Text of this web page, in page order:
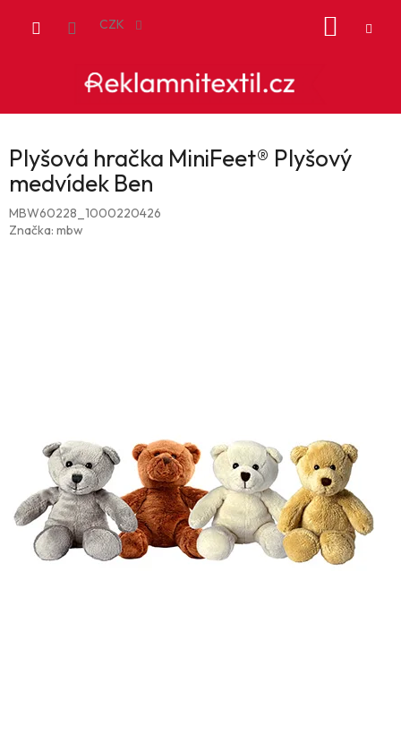
CZK
Plyšová hračka MiniFeet® Plyšový
medvídek Ben
MBW60228_1000220426
Značka: mbw